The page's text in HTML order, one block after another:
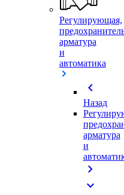
Регулирующая,
арматура
и
автоматика
chevron_left
Назад
арматура
и
chevron_right
expand_more